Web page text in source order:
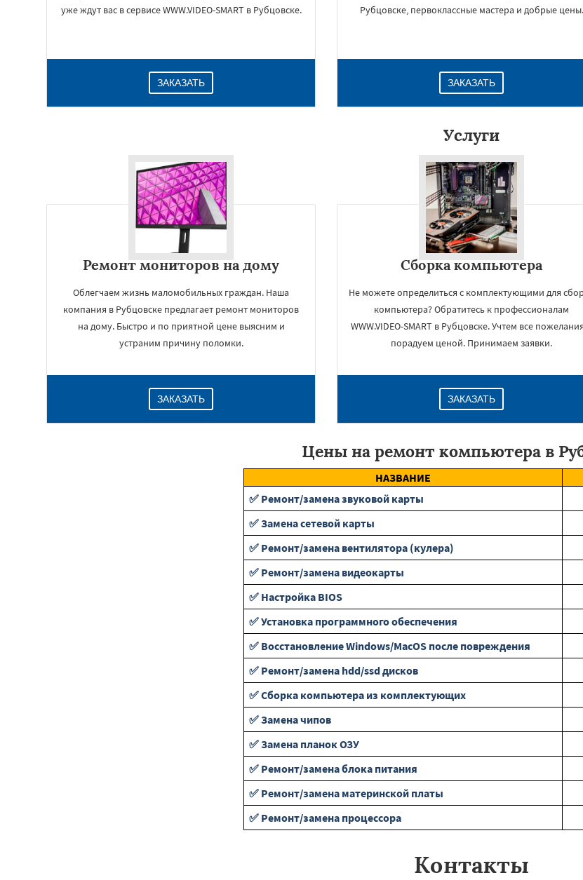
уже ждут вас в сервисе WWW.VIDEO-SMART в Рубцовске.
ЗАКАЗАТЬ
Рубцовске, первоклассные мастера и добрые цены.
ЗАКАЗАТЬ
Услуги
Ремонт мониторов на дому
Облегчаем жизнь маломобильных граждан. Наша
компания в Рубцовске предлагает ремонт мониторов
на дому. Быстро и по приятной цене выясним и
устраним причину поломки.
ЗАКАЗАТЬ
Сборка компьютера
Не можете определиться с комплектующими для
компьютера? Обратитесь к профессионалам
WWW.VIDEO-SMART в Рубцовске. Учтем все
порадуем ценой. Принимаем заявки.
ЗАКАЗАТЬ
Цены на ремонт компьютера в
НАЗВАНИЕ
✅ Ремонт/замена звуковой карты
✅ Замена сетевой карты
✅ Ремонт/замена вентилятора (кулера)
✅ Ремонт/замена видеокарты
✅ Настройка BIOS
✅ Установка программного обеспечения
✅ Восстановление Windows/MacOS после повреждения
✅ Ремонт/замена hdd/ssd дисков
✅ Сборка компьютера из комплектующих
✅ Замена чипов
✅ Замена планок ОЗУ
✅ Ремонт/замена блока питания
✅ Ремонт/замена материнской платы
✅ Ремонт/замена процессора
Контакты
Даю согласие на обработку персональных данных